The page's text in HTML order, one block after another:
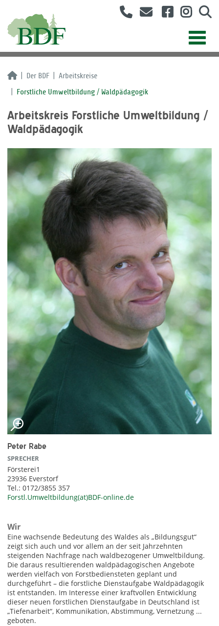
Der BDF
Arbeitskreise
Forstliche Umweltbildung / Waldpädagogik
Arbeitskreis Forstliche Umweltbildung /
Waldpädagogik
Peter Rabe
SPRECHER
Försterei1
23936 Everstorf
Tel.: 0172/3855 357
Forstl.Umweltbildung(at)BDF-online.de
Wir
Eine wachsende Bedeutung des Waldes als „Bildungsgut“
zeigt sich auch und vor allem an der seit Jahrzehnten
steigenden Nachfrage nach waldbezogener Umweltbildung.
Die daraus resultierenden waldpädagogischen Angebote
werden vielfach von Forstbediensteten geplant und
durchgeführt – die forstliche Dienstaufgabe Waldpädagogik
ist entstanden. Im Interesse einer kraftvollen Entwicklung
dieser neuen forstlichen Dienstaufgabe in Deutschland ist
„Tiefenarbeit“, Kommunikation, Abstimmung, Vernetzung ...
geboten.